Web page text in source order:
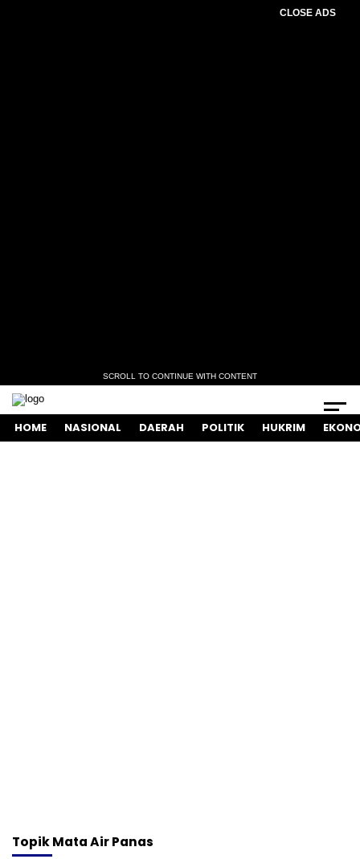
CLOSE ADS
SCROLL TO CONTINUE WITH CONTENT
HOME NASIONAL DAERAH POLITIK HUKRIM
TopikMata Air Panas